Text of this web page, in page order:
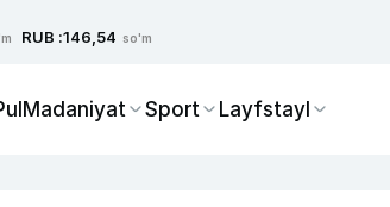
RUB :146,54 so'm
Madaniyat Sport Layfstayl